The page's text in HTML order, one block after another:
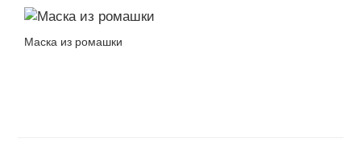
Маска из ромашки